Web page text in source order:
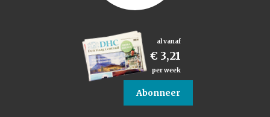
al vanaf
€ 3,21
per week
Abonneer